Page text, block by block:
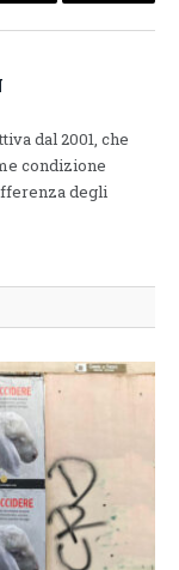
dal 2001, che
condizione
degli